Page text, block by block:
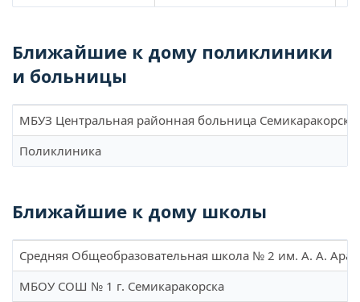
Ближайшие к дому поликлиники
и больницы
МБУЗ Центральная районная больница
Поликлиника
Ближайшие к дому школы
Средняя Общеобразовательная школа № 2 им. А. А.
МБОУ СОШ № 1 г. Семикаракорска